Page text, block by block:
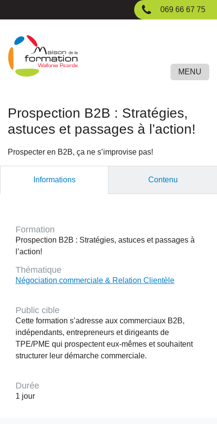
principal
069 66 67 75
MENU
Prospection B2B : Stratégies,
astuces et passages à l’action!
Prospecter en B2B, ça ne s’improvise pas!
Informations Contenu
Formation
Prospection B2B : Stratégies, astuces et passages à
l’action!
Thématique
Négociation commerciale & Relation Clientèle
Public cible
Cette formation s’adresse aux commerciaux B2B,
indépendants, entrepreneurs et dirigeants de
TPE/PME qui prospectent eux‑mêmes et souhaitent
structurer leur démarche commerciale.
Durée
1 jour